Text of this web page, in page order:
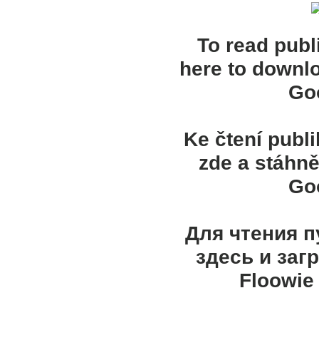
To read
here to
Ke čtení
zde a
Для чтения
здесь и
Floowie